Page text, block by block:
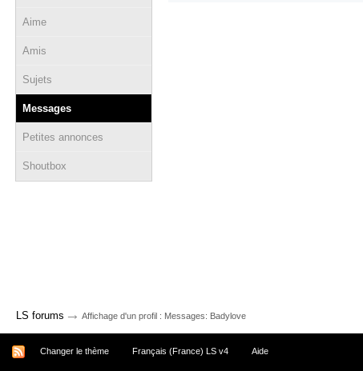
Aime
Amis
Sujets
Messages
Petites annonces
Shoutbox
LS forums → Affichage d'un profil : Messages: Badylove
Changer le thème Français (France) LS v4 Aide